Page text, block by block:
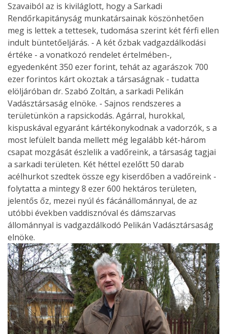
Szavaiból az is kiviláglott, hogy a Sarkadi
Rendőrkapitányság munkatársainak köszönhetően
meg is lettek a tettesek, tudomása szerint két férfi ellen
indult büntetőeljárás. - A két őzbak vadgazdálkodási
értéke - a vonatkozó rendelet értelmében-,
egyedenként 350 ezer forint, tehát az agarászok 700
ezer forintos kárt okoztak a társaságnak - tudatta
elöljáróban dr. Szabó Zoltán, a sarkadi Pelikán
Vadásztársaság elnöke. - Sajnos rendszeres a
területünkön a rapsickodás. Agárral, hurokkal,
kispuskával egyaránt kártékonykodnak a vadorzók, s a
most lefülelt banda mellett még legalább két-három
csapat mozgását észlelik a vadőreink, a társaság tagjai
a sarkadi területen. Két héttel ezelőtt 50 darab
acélhurkot szedtek össze egy kiserdőben a vadőreink -
folytatta a mintegy 8 ezer 600 hektáros területen,
jelentős őz, mezei nyúl és fácánállománnyal, de az
utóbbi években vaddisznóval és dámszarvas
állománnyal is vadgazdálkodó Pelikán Vadásztársaság
elnöke.